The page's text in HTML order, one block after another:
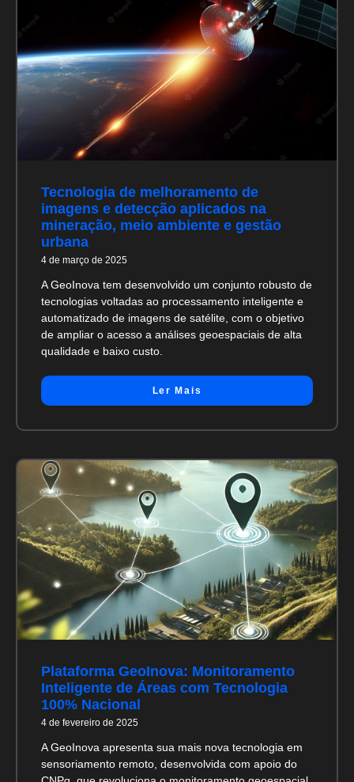
Tecnologia de melhoramento de
imagens e detecção aplicados na
mineração, meio ambiente e gestão
urbana
4 de março de 2025
A GeoInova tem desenvolvido um conjunto robusto de
tecnologias voltadas ao processamento inteligente e
automatizado de imagens de satélite, com o objetivo
de ampliar o acesso a análises geoespaciais de alta
qualidade e baixo custo.
Ler Mais
Plataforma GeoInova: Monitoramento
Inteligente de Áreas com Tecnologia
100% Nacional
4 de fevereiro de 2025
A GeoInova apresenta sua mais nova tecnologia em
sensoriamento remoto, desenvolvida com apoio do